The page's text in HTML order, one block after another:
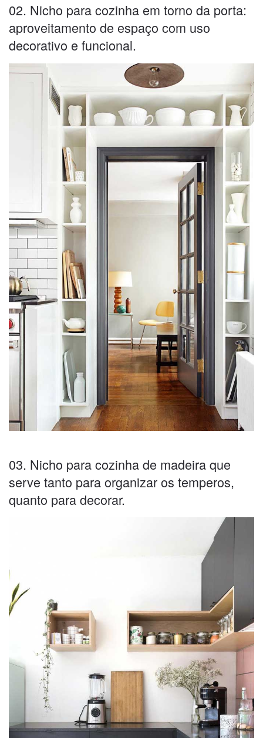
02. Nicho para cozinha em torno da porta:
aproveitamento de espaço com uso
decorativo e funcional.
03. Nicho para cozinha de madeira que
serve tanto para organizar os temperos,
quanto para decorar.